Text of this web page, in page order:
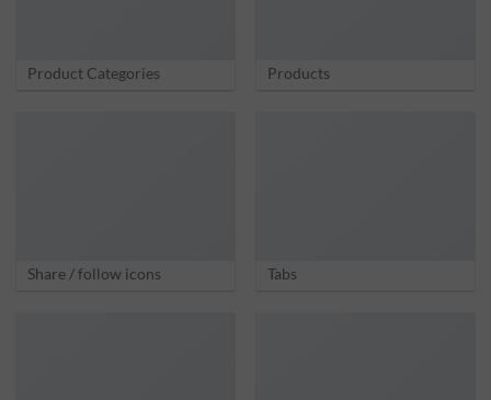
Product Categories Products
Share / follow icons Tabs